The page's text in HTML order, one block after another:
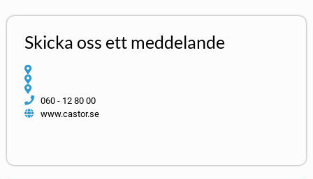
Skicka oss ett meddelande
060 - 12 80 00
www.castor.se